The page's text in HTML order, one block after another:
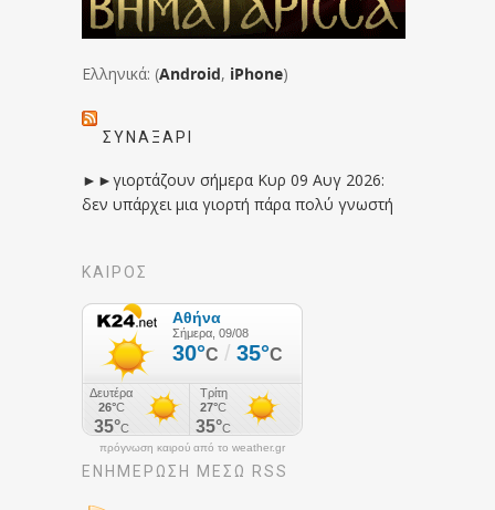
Ελληνικά: (Android, iPhone)
ΣΥΝΑΞΆΡΙ
►►γιορτάζουν σήμερα Κυρ 09 Αυγ 2026:
δεν υπάρχει μια γιορτή πάρα πολύ γνωστή
ΚΑΙΡΟΣ
πρόγνωση καιρού από το weather.gr
ΕΝΗΜΈΡΩΣΉ ΜΕΣΩ RSS